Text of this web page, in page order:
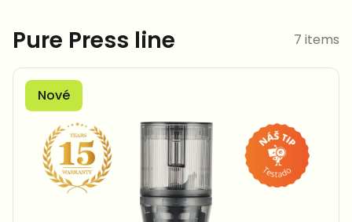
Pure Press line 7 items
Nové